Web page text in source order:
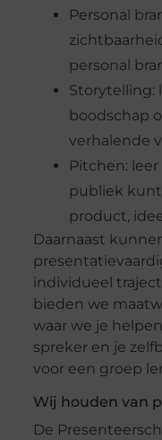
Personal
personal
Storytelling:
boodschap
verhalende
Pitchen:
publiek
product,
Daarnaast
individueel
bieden we
waar we je
spreker en je
voor een groep
Wij houden van
De